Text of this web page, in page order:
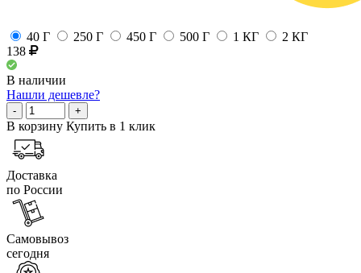
40 Г 250 Г 450 Г 500 Г 1 КГ
2 КГ
138
В наличии
Нашли дешевле?
- +
В корзину Купить в 1 клик
Доставка
по России
Самовывоз
сегодня